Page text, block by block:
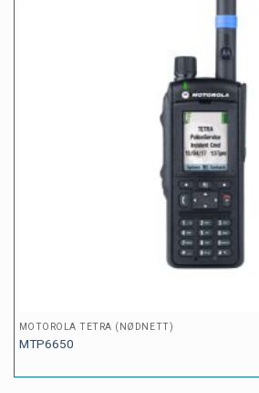
MOTOROLA TETRA (NØDNETT)
MTP6650